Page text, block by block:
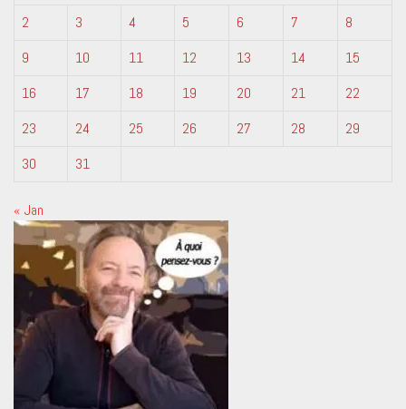
2
3 4 5 6 7
8
9
10 11 12 13 14
15
16
17 18 19 20 21
22
23
24 25 26 27 28
29
30
31
« Jan